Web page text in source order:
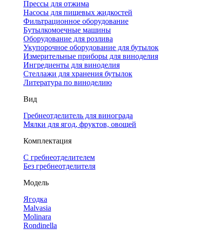
Прессы для отжима
Насосы для пищевых жидкостей
Фильтрационное оборудование
Бутылкомоечные машины
Оборудование для розлива
Укупорочное оборудование для бутылок
Измерительные приборы для виноделия
Ингредиенты для виноделия
Стеллажи для хранения бутылок
Литература по виноделию
Вид
Гребнеотделитель для винограда
Мялки для ягод, фруктов, овощей
Комплектация
С гребнеотделителем
Без гребнеотделителя
Модель
Ягодка
Malvasia
Molinara
Rondinella